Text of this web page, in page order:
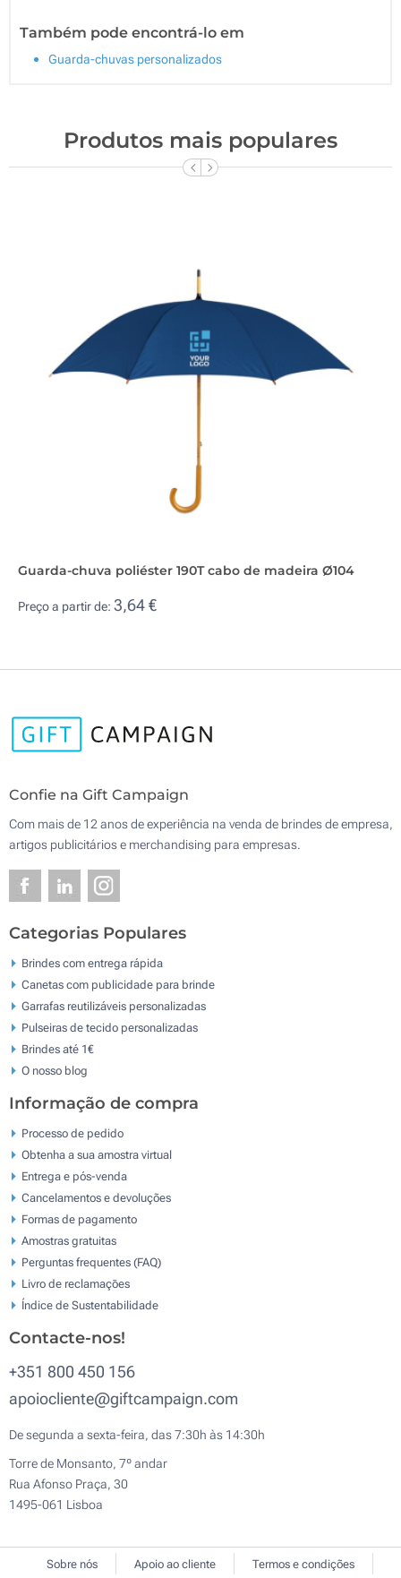
Também pode encontrá-lo em
Guarda-chuvas personalizados
Produtos mais populares
Guarda-chuva poliéster 190T cabo de madeira Ø104
Preço a partir de: 3,64 €
Confie na Gift Campaign
Com mais de 12 anos de experiência na venda de brindes de empresa,
artigos publicitários e merchandising para empresas.
Categorias Populares
Brindes com entrega rápida
Canetas com publicidade para brinde
Garrafas reutilizáveis personalizadas
Pulseiras de tecido personalizadas
Brindes até 1€
O nosso blog
Informação de compra
Processo de pedido
Obtenha a sua amostra virtual
Entrega e pós-venda
Cancelamentos e devoluções
Formas de pagamento
Amostras gratuitas
Perguntas frequentes (FAQ)
Livro de reclamaçōes
Índice de Sustentabilidade
Contacte-nos!
+351 800 450 156
apoiocliente@giftcampaign.com
De segunda a sexta-feira, das 7:30h às 14:30h
Torre de Monsanto, 7º andar
Rua Afonso Praça, 30
1495-061 Lisboa
Sobre nós Apoio ao cliente Termos e condições